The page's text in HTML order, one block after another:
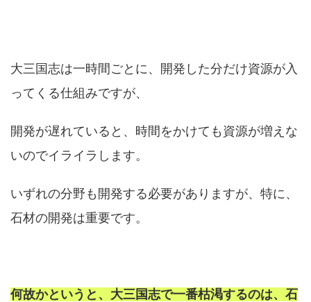
大三国志は一時間ごとに、開発した分だけ資源が入
ってくる仕組みですが、
開発が遅れていると、時間をかけても資源が増えな
いのでイライラします。
いずれの分野も開発する必要がありますが、特に、
石材の開発は重要です。
何故かというと、大三国志で一番枯渇するのは、石